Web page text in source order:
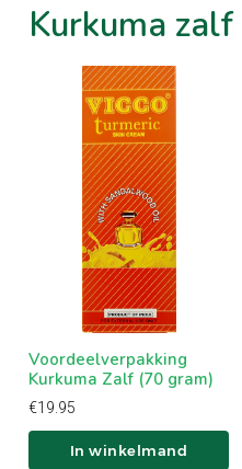
Kurkuma zalf
In winkelwagen
Voordeelverpakking
Kurkuma Zalf (70 gram)
€19.95
In winkelmand